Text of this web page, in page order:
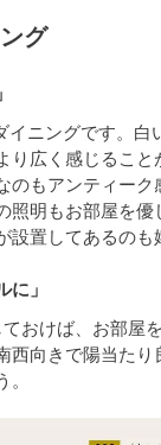
グ
イニングです。白
り広く感じること
のもアンティーク
照明もお部屋を優
設置してあるのも
に」
おけば、お部屋
西向きで陽当たり